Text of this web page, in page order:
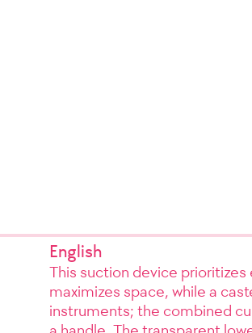
English
This suction device
maximizes space, while a
instruments; the combined